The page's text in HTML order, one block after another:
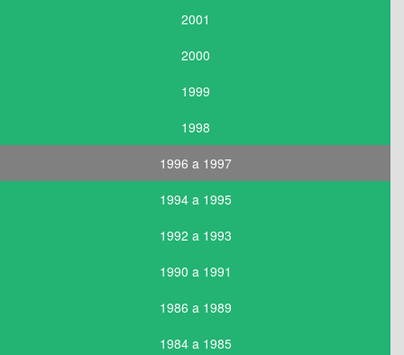
2001
2000
1999
1998
1996 a 1997
1994 a 1995
1992 a 1993
1990 a 1991
1986 a 1989
1984 a 1985